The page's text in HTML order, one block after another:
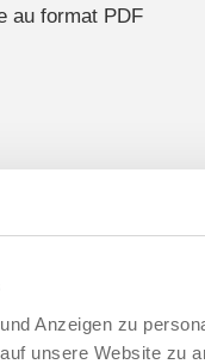
Anzeigen zu
unsere Website zu
au format PDF